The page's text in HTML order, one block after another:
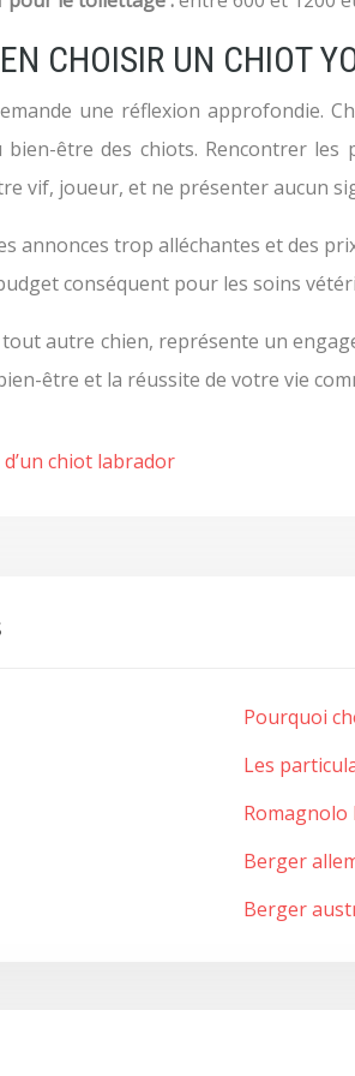
CHOISIR UN CHIOT
une réflexion
bien-être des chiots. Rencontrer
vif, joueur, et ne présenter aucun
annonces trop alléchantes et des
conséquent pour les soins
autre chien, représente un
être et la réussite de votre vie
d’un chiot labrador
Pourquoi
Les
Romagnolo
Berger
Berger